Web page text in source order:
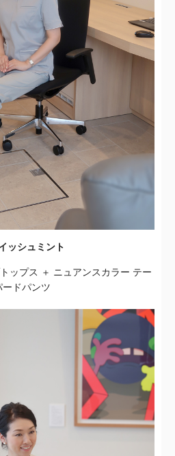
ッシュミント
ップス ＋ ニュアンスカラー テー
ードパンツ